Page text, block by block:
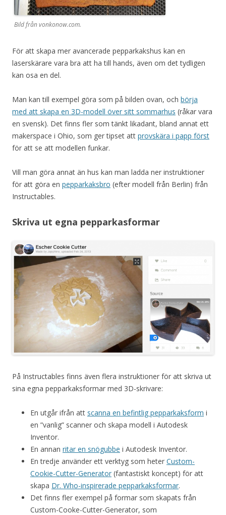
Bild från vonkonow.com.
För att skapa mer avancerade pepparkakshus kan en
laserskärare vara bra att ha till hands, även om det tydligen
kan osa en del.
Man kan till exempel göra som på bilden ovan, och börja
med att skapa en 3D-modell över sitt sommarhus (råkar vara
en svensk). Det finns fler som tänkt likadant, bland annat ett
makerspace i Ohio, som ger tipset att provskära i papp först
för att se att modellen funkar.
Vill man göra annat än hus kan man ladda ner instruktioner
för att göra en pepparkaksbro (efter modell från Berlin) från
Instructables.
Skriva ut egna pepparkasformar
På Instructables finns även flera instruktioner för att skriva ut
sina egna pepparkaksformar med 3D-skrivare:
En utgår ifrån att scanna en befintlig pepparkaksform i
en ”vanlig” scanner och skapa modell i Autodesk
Inventor.
En annan ritar en snögubbe i Autodesk Inventor.
En tredje använder ett verktyg som heter Custom-
Cookie-Cutter-Generator (fantastiskt koncept) för att
skapa Dr. Who-inspirerade pepparkaksformar.
Det finns fler exempel på formar som skapats från
Custom-Cooke-Cutter-Generator, som